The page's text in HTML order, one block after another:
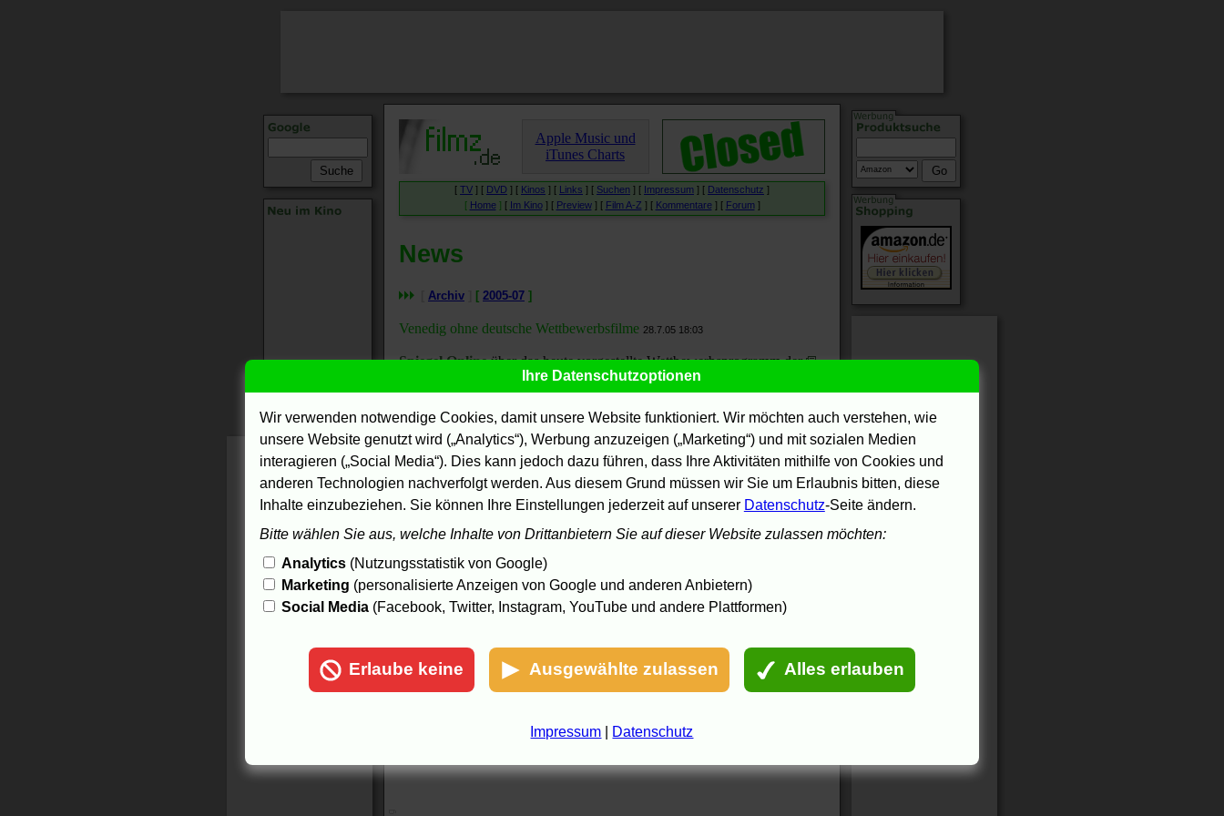
Apple Music und
iTunes Charts
[ TV ] [ DVD ] [ Kinos ] [ Links ] [ Suchen ] [ Impressum ] [ Datenschutz ]
[ Home] [ Im Kino] [ Preview] [ Film A-Z ] [ Kommentare] [ Forum]
News
Archiv [ 2005-07 ]
Venedig ohne deutsche Wettbewerbsfilme 28.7.05 18:03
Spiegel Onlineüber das heute vorgestellte Wettbewerbsprogramm der
62. Mostra Internazionale d'Arte Cinematografica(31. August bis 10.
September):
Sag' Goodbye zu Hollywood.Der Tagesspiegel:
Löwenzeit
. Die Welt : Keine Deutschen im Wettbewerb von Venedig
---
Links: Filmfestival Venedig
28.7.05 18:03, aktualisiert: 30.8.05 00:56
Ihre Datenschutzoptionen
Wir verwenden notwendige Cookies, damit unsere Website funktioniert. Wir möchten auch verstehen, wie
unsere Website genutzt wird („Analytics“), Werbung anzuzeigen („Marketing“) und mit sozialen Medien
interagieren („Social Media“). Dies kann jedoch dazu führen, dass Ihre Aktivitäten mithilfe von Cookies und
anderen Technologien nachverfolgt werden. Aus diesem Grund müssen wir Sie um Erlaubnis bitten, diese
Inhalte einzubeziehen. Sie können Ihre Einstellungen jederzeit auf unserer Datenschutz-Seite ändern.
Bitte wählen Sie aus, welche Inhalte von Drittanbietern Sie auf dieser Website zulassen möchten:
Analytics(Nutzungsstatistik von Google)
Marketing (personalisierte Anzeigen von Google und anderen Anbietern)
Social Media(Facebook, Twitter, Instagram, YouTube und andere Plattformen)
Erlaube keine Ausgewählte zulassen Alles erlauben
Impressum Datenschutz